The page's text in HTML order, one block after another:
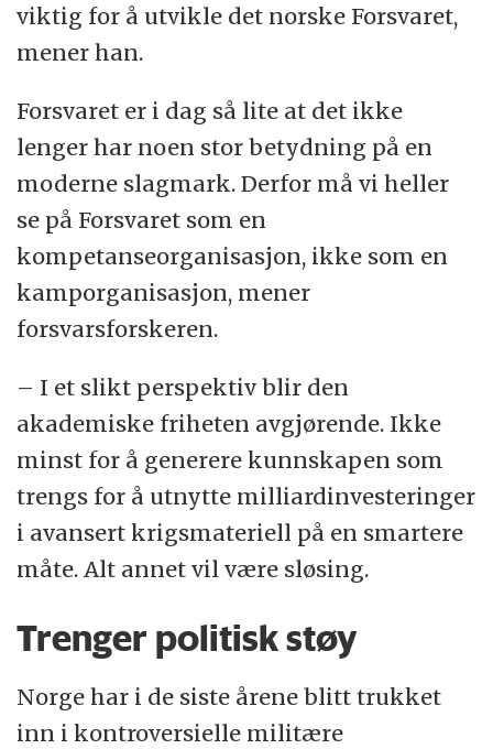
viktig for å utvikle det norske Forsvaret,
mener han.
Forsvaret er i dag så lite at det ikke
lenger har noen stor betydning på en
moderne slagmark. Derfor må vi heller
se på Forsvaret som en
kompetanseorganisasjon, ikke som en
kamporganisasjon, mener
forsvarsforskeren.
– I et slikt perspektiv blir den
akademiske friheten avgjørende. Ikke
minst for å generere kunnskapen som
trengs for å utnytte milliardinvesteringer
i avansert krigsmateriell på en smartere
måte. Alt annet vil være sløsing.
Trenger politisk støy
Norge har i de siste årene blitt trukket
inn i kontroversielle militære